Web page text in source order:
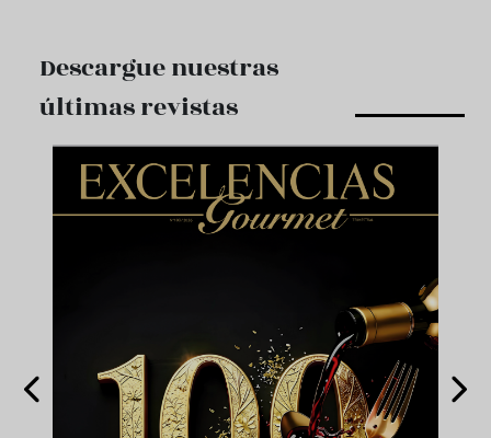
Descargue nuestras
últimas revistas